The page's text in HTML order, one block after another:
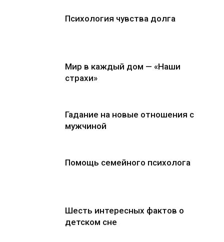
Психология чувства долга
Мир в каждый дом — «Наши
страхи»
Гадание на новые отношения с
мужчиной
Помощь семейного психолога
Шесть интересных фактов о
детском сне